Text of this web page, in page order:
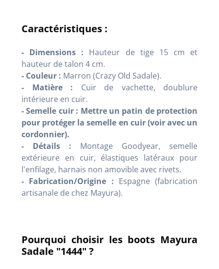
Caractéristiques :
- Dimensions : Hauteur de tige 15 cm et
hauteur de talon 4 cm.
- Couleur : Marron (Crazy Old Sadale).
- Matière : Cuir de vachette, doublure
intérieure en cuir.
- Semelle cuir : Mettre un patin de protection
pour protéger la semelle en cuir (voir avec un
cordonnier).
- Détails : Montage Goodyear, semelle
extérieure en cuir, élastiques latéraux pour
l'enfilage, harnais non amovible avec rivets.
- Fabrication/Origine : Espagne (fabrication
artisanale de chez Mayura).
Pourquoi choisir les boots Mayura
Sadale "1444" ?